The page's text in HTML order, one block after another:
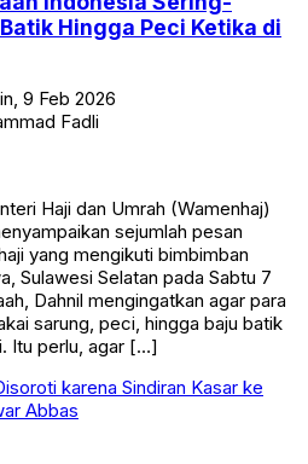
Hingga Peci Ketika di
9 Feb 2026
Fadli
Haji dan Umrah (Wamenhaj)
sejumlah pesan
yang mengikuti bimbimban
Sulawesi Selatan pada Sabtu 7
Dahnil mengingatkan agar para
sarung, peci, hingga baju batik
Itu perlu, agar […]